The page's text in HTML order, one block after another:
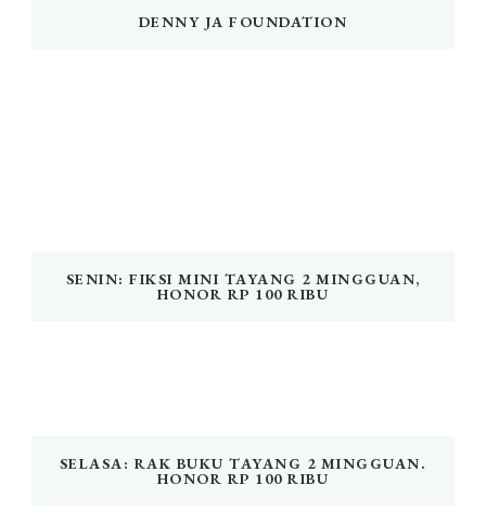
DENNY JA FOUNDATION
SENIN: FIKSI MINI TAYANG 2 MINGGUAN,
HONOR RP 100 RIBU
SELASA: RAK BUKU TAYANG 2 MINGGUAN.
HONOR RP 100 RIBU